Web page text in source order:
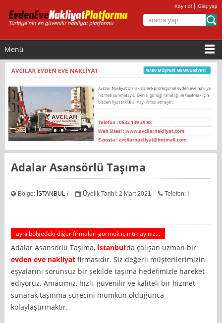
Kayıt ol |Giriş yap
Menü
Adalar Asansörlü Taşıma
Bölge: İSTANBUL / Üyelik Tarihi: 2 Mart 2021 Telefon:
aynı bölgedeki diğer firmaları görmek için tıklayınız...
Adalar Asansörlü Taşıma, İstanbul‘da çalışan uzman bir
evden eve nakliyat firmasıdır. Siz değerli müşterilerimizin
eşyalarını sorunsuz bir şekilde taşıma hedefimizle hareket
ediyoruz. Amacımız, hızlı, güvenilir ve kaliteli bir hizmet
sunarak taşınma sürecini mümkün olduğunca
kolaylaştırmaktır.